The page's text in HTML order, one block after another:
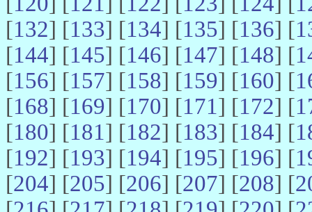
[132] [133] [134] [135] [136] [
[144] [145] [146] [147] [148] [
[156] [157] [158] [159] [160] [
[168] [169] [170] [171] [172] [
[180] [181] [182] [183] [184] [
[192] [193] [194] [195] [196] [
[204] [205] [206] [207] [208] [